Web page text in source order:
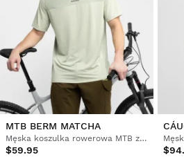
MTB BERM MATCHA
Męska koszulka rowerowa MTB z krótkim rękawem
$59.95